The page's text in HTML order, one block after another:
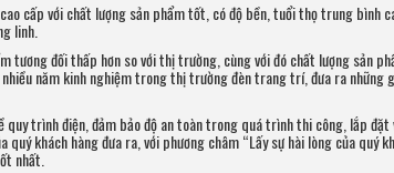
cấp với chất lượng sản phẩm tốt, có độ bền, tuổi thọ trung bình
linh.
tương đối thấp hơn so với thị trường, cùng với đó chất lượng sản
năm kinh nghiệm trong thị trường đèn trang trí, đưa ra
quy trình điện, đảm bảo độ an toàn trong quá trình thi công, lắp
quý khách hàng đưa ra, với phương châm “Lấy sự hài lòng của quý
nhất.